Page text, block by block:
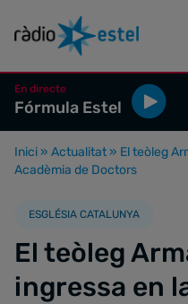
En directe
Fórmula Estel
Inici » Actualitat » El teòleg
Acadèmia de Doctors
ESGLÉSIA CATALUNYA
El teòleg
ingressa en